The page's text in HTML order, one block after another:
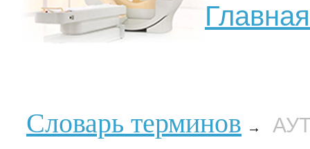
Главная
Словарь терминов →